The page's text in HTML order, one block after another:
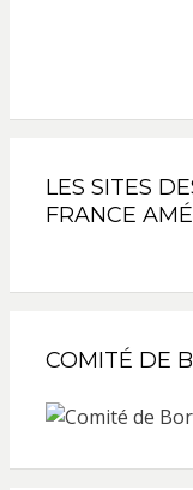
LES SITES
FRANCE
COMITÉ DE